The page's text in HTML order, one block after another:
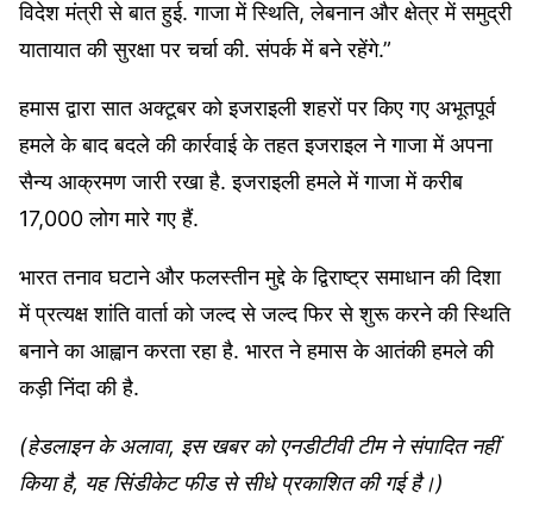
विदेश मंत्री से बात हुई. गाजा में स्थिति, लेबनान और क्षेत्र में समुद्री
यातायात की सुरक्षा पर चर्चा की. संपर्क में बने रहेंगे.”
हमास द्वारा सात अक्टूबर को इजराइली शहरों पर किए गए अभूतपूर्व
हमले के बाद बदले की कार्रवाई के तहत इजराइल ने गाजा में अपना
सैन्य आक्रमण जारी रखा है. इजराइली हमले में गाजा में करीब
17,000 लोग मारे गए हैं.
भारत तनाव घटाने और फलस्तीन मुद्दे के द्विराष्ट्र समाधान की दिशा
में प्रत्यक्ष शांति वार्ता को जल्द से जल्द फिर से शुरू करने की स्थिति
बनाने का आह्वान करता रहा है. भारत ने हमास के आतंकी हमले की
कड़ी निंदा की है.
(हेडलाइन के अलावा, इस खबर को एनडीटीवी टीम ने संपादित नहीं
किया है, यह सिंडीकेट फीड से सीधे प्रकाशित की गई है।)